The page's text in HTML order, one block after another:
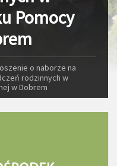
Pomocy
o naborze na
rodzinnych w
w Dobrem